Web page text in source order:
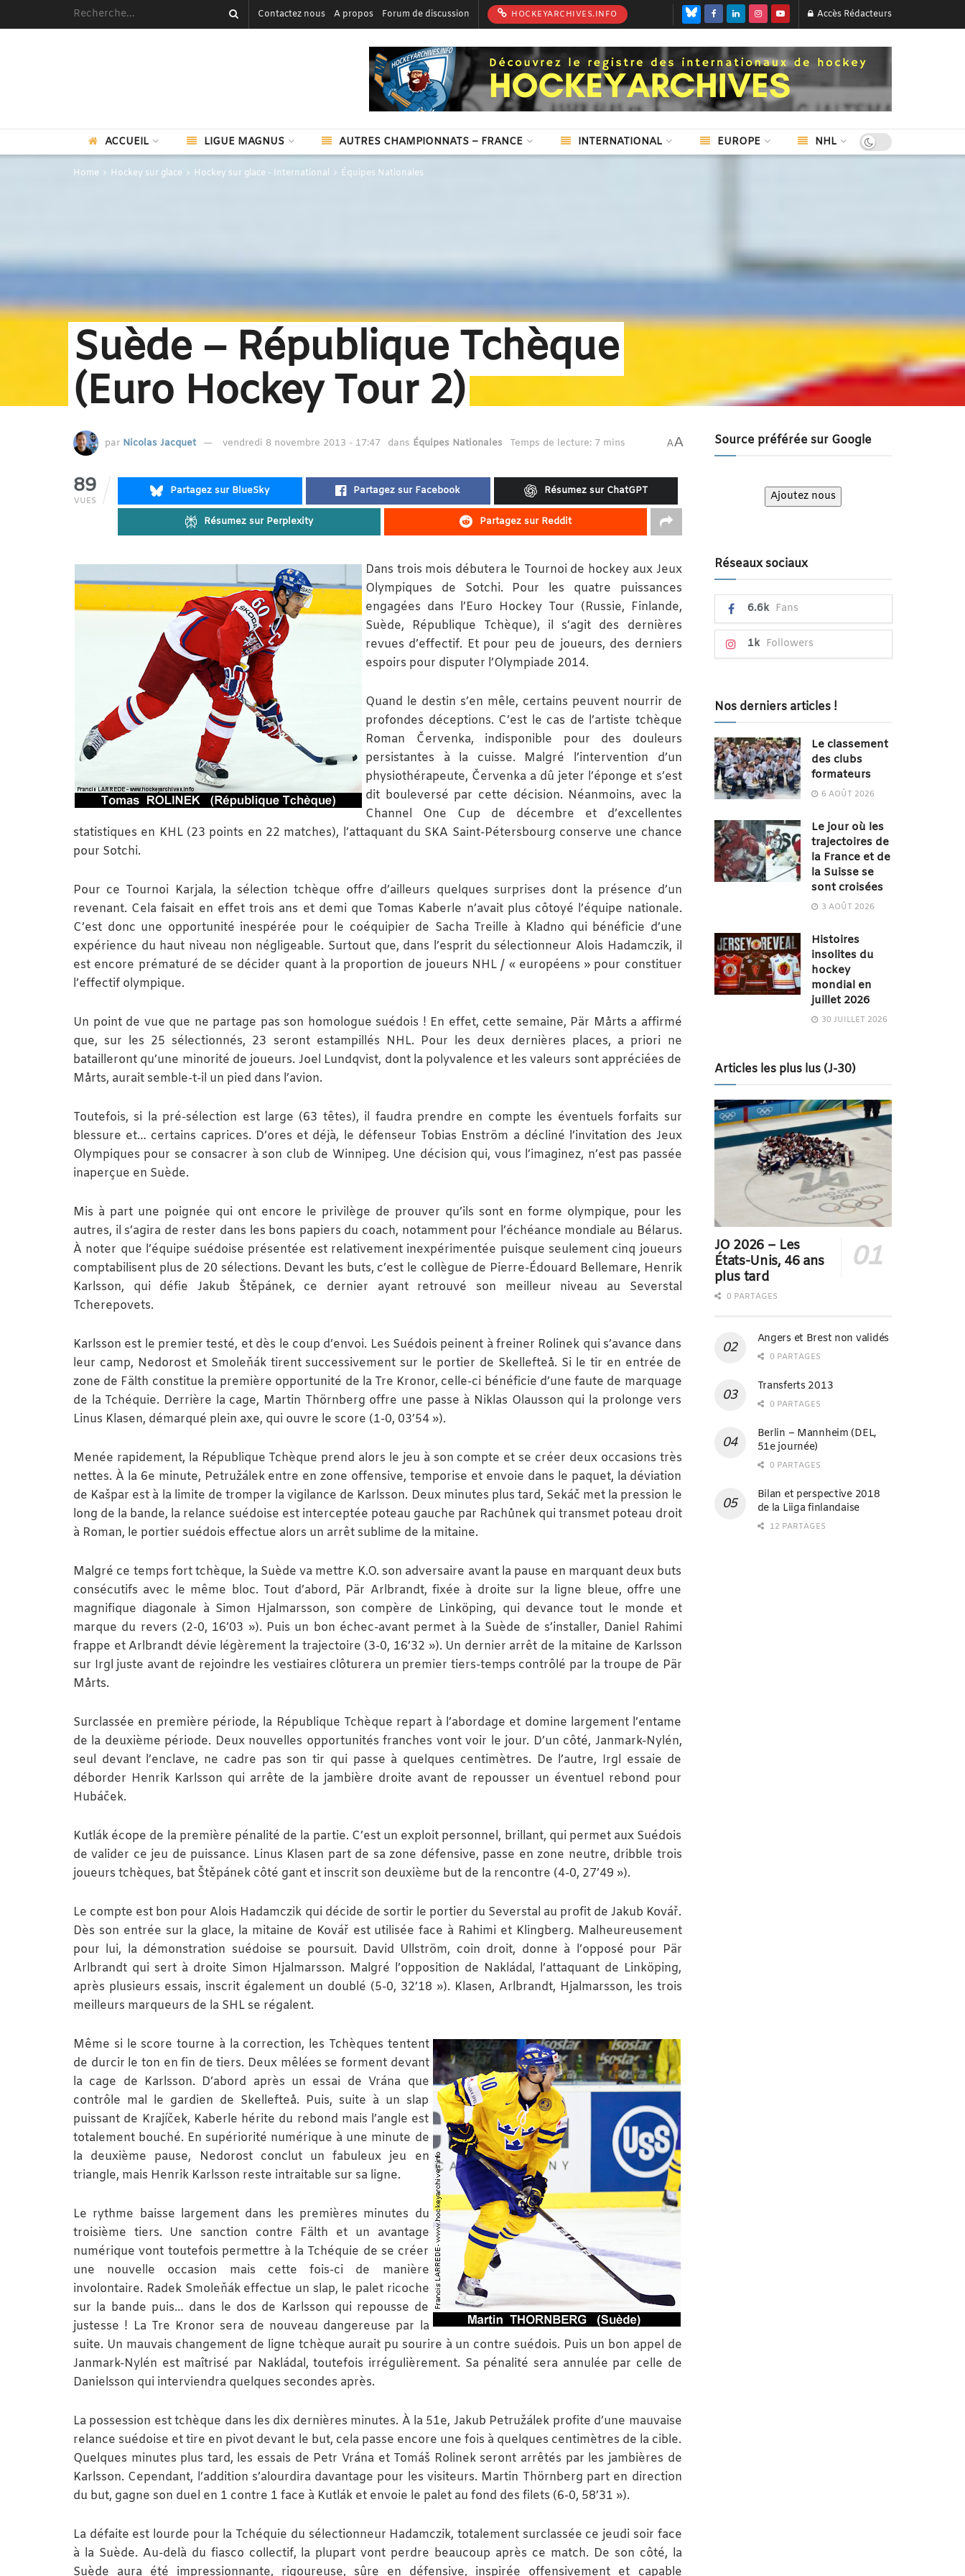
Contactez nous A propos Forum de discussion HOCKEYARCHIVES.INFO Accès Rédacteurs
ACCUEIL LIGUE MAGNUS AUTRES CHAMPIONNATS – FRANCE INTERNATIONAL EUROPE NHL
Home Hockey sur glace Hockey sur glace - International Équipes Nationales
Suède – République Tchèque
(Euro Hockey Tour 2)
par Nicolas Jacquet vendredi 8 novembre 2013 - 17:47 dans Équipes Nationales Temps de lecture: 7 mins AA
89
VUES
Partagez sur BlueSky Partagez sur Facebook Résumez sur ChatGPT
Résumez sur Perplexity Partagez sur Reddit
Dans trois mois débutera le Tournoi de hockey aux Jeux
Olympiques de Sotchi. Pour les quatre puissances
engagées dans l’Euro Hockey Tour (Russie, Finlande,
Suède, République Tchèque), il s’agit des dernières
revues d’effectif. Et pour peu de joueurs, des derniers
espoirs pour disputer l’Olympiade 2014.
Quand le destin s’en mêle, certains peuvent nourrir de
profondes déceptions. C’est le cas de l’artiste tchèque
Roman Červenka, indisponible pour des douleurs
persistantes à la cuisse. Malgré l’intervention d’un
physiothérapeute, Červenka a dû jeter l’éponge et s’est
dit bouleversé par cette décision. Néanmoins, avec la
Channel One Cup de décembre et d’excellentes
statistiques en KHL (23 points en 22 matches), l’attaquant du SKA Saint-Pétersbourg conserve une chance
pour Sotchi.
Pour ce Tournoi Karjala, la sélection tchèque offre d’ailleurs quelques surprises dont la présence d’un
revenant. Cela faisait en effet trois ans et demi que Tomas Kaberle n’avait plus côtoyé l’équipe nationale.
C’est donc une opportunité inespérée pour le coéquipier de Sacha Treille à Kladno qui bénéficie d’une
expérience du haut niveau non négligeable. Surtout que, dans l’esprit du sélectionneur Alois Hadamczik, il
est encore prématuré de se décider quant à la proportion de joueurs NHL / « européens » pour constituer
l’effectif olympique.
Un point de vue que ne partage pas son homologue suédois ! En effet, cette semaine, Pär Mårts a affirmé
que, sur les 25 sélectionnés, 23 seront estampillés NHL. Pour les deux dernières places, a priori ne
batailleront qu’une minorité de joueurs. Joel Lundqvist, dont la polyvalence et les valeurs sont appréciées de
Mårts, aurait semble-t-il un pied dans l’avion.
Toutefois, si la pré-sélection est large (63 têtes), il faudra prendre en compte les éventuels forfaits sur
blessure et… certains caprices. D’ores et déjà, le défenseur Tobias Enström a décliné l’invitation des Jeux
Olympiques pour se consacrer à son club de Winnipeg. Une décision qui, vous l’imaginez, n’est pas passée
inaperçue en Suède.
Mis à part une poignée qui ont encore le privilège de prouver qu’ils sont en forme olympique, pour les
autres, il s’agira de rester dans les bons papiers du coach, notamment pour l’échéance mondiale au Bélarus.
À noter que l’équipe suédoise présentée est relativement inexpérimentée puisque seulement cinq joueurs
comptabilisent plus de 20 sélections. Devant les buts, c’est le collègue de Pierre-Édouard Bellemare, Henrik
Karlsson, qui défie Jakub Štěpánek, ce dernier ayant retrouvé son meilleur niveau au Severstal
Tcherepovets.
Karlsson est le premier testé, et dès le coup d’envoi. Les Suédois peinent à freiner Rolinek qui s’avance dans
leur camp, Nedorost et Smoleňák tirent successivement sur le portier de Skellefteå. Si le tir en entrée de
zone de Fälth constitue la première opportunité de la Tre Kronor, celle-ci bénéficie d’une faute de marquage
de la Tchéquie. Derrière la cage, Martin Thörnberg offre une passe à Niklas Olausson qui la prolonge vers
Linus Klasen, démarqué plein axe, qui ouvre le score (1-0, 03’54 »).
Menée rapidement, la République Tchèque prend alors le jeu à son compte et se créer deux occasions très
nettes. À la 6e minute, Petružálek entre en zone offensive, temporise et envoie dans le paquet, la déviation
de Kašpar est à la limite de tromper la vigilance de Karlsson. Deux minutes plus tard, Sekáč met la pression le
long de la bande, la relance suédoise est interceptée poteau gauche par Rachůnek qui transmet poteau droit
à Roman, le portier suédois effectue alors un arrêt sublime de la mitaine.
Malgré ce temps fort tchèque, la Suède va mettre K.O. son adversaire avant la pause en marquant deux buts
consécutifs avec le même bloc. Tout d’abord, Pär Arlbrandt, fixée à droite sur la ligne bleue, offre une
magnifique diagonale à Simon Hjalmarsson, son compère de Linköping, qui devance tout le monde et
marque du revers (2-0, 16’03 »). Puis un bon échec-avant permet à la Suède de s’installer, Daniel Rahimi
frappe et Arlbrandt dévie légèrement la trajectoire (3-0, 16’32 »). Un dernier arrêt de la mitaine de Karlsson
sur Irgl juste avant de rejoindre les vestiaires clôturera un premier tiers-temps contrôlé par la troupe de Pär
Mårts.
Surclassée en première période, la République Tchèque repart à l’abordage et domine largement l’entame
de la deuxième période. Deux nouvelles opportunités franches vont voir le jour. D’un côté, Janmark-Nylén,
seul devant l’enclave, ne cadre pas son tir qui passe à quelques centimètres. De l’autre, Irgl essaie de
déborder Henrik Karlsson qui arrête de la jambière droite avant de repousser un éventuel rebond pour
Hubáček.
Kutlák écope de la première pénalité de la partie. C’est un exploit personnel, brillant, qui permet aux Suédois
de valider ce jeu de puissance. Linus Klasen part de sa zone défensive, passe en zone neutre, dribble trois
joueurs tchèques, bat Štěpánek côté gant et inscrit son deuxième but de la rencontre (4-0, 27’49 »).
Le compte est bon pour Alois Hadamczik qui décide de sortir le portier du Severstal au profit de Jakub Kovář.
Dès son entrée sur la glace, la mitaine de Kovář est utilisée face à Rahimi et Klingberg. Malheureusement
pour lui, la démonstration suédoise se poursuit. David Ullström, coin droit, donne à l’opposé pour Pär
Arlbrandt qui sert à droite Simon Hjalmarsson. Malgré l’opposition de Nakládal, l’attaquant de Linköping,
après plusieurs essais, inscrit également un doublé (5-0, 32’18 »). Klasen, Arlbrandt, Hjalmarsson, les trois
meilleurs marqueurs de la SHL se régalent.
Même si le score tourne à la correction, les Tchèques tentent
de durcir le ton en fin de tiers. Deux mêlées se forment devant
la cage de Karlsson. D’abord après un essai de Vrána que
contrôle mal le gardien de Skellefteå. Puis, suite à un slap
puissant de Krajíček, Kaberle hérite du rebond mais l’angle est
totalement bouché. En supériorité numérique à une minute de
la deuxième pause, Nedorost conclut un fabuleux jeu en
triangle, mais Henrik Karlsson reste intraitable sur sa ligne.
Le rythme baisse largement dans les premières minutes du
troisième tiers. Une sanction contre Fälth et un avantage
numérique vont toutefois permettre à la Tchéquie de se créer
une nouvelle occasion mais cette fois-ci de manière
involontaire. Radek Smoleňák effectue un slap, le palet ricoche
sur la bande puis… dans le dos de Karlsson qui repousse de
justesse ! La Tre Kronor sera de nouveau dangereuse par la
suite. Un mauvais changement de ligne tchèque aurait pu sourire à un contre suédois. Puis un bon appel de
Janmark-Nylén est maîtrisé par Nakládal, toutefois irrégulièrement. Sa pénalité sera annulée par celle de
Danielsson qui interviendra quelques secondes après.
La possession est tchèque dans les dix dernières minutes. À la 51e, Jakub Petružálek profite d’une mauvaise
relance suédoise et tire en pivot devant le but, cela passe encore une fois à quelques centimètres de la cible.
Quelques minutes plus tard, les essais de Petr Vrána et Tomáš Rolinek seront arrêtés par les jambières de
Karlsson. Cependant, l’addition s’alourdira davantage pour les visiteurs. Martin Thörnberg part en direction
du but, gagne son duel en 1 contre 1 face à Kutlák et envoie le palet au fond des filets (6-0, 58’31 »).
La défaite est lourde pour la Tchéquie du sélectionneur Hadamczik, totalement surclassée ce jeudi soir face
à la Suède. Au-delà du fiasco collectif, la plupart vont perdre beaucoup après ce match. De son côté, la
Suède aura été impressionnante, rigoureuse, sûre en défensive, inspirée offensivement et capable
Source préférée sur Google
Ajoutez nous
Réseaux sociaux
6.6k Fans
1k Followers
Nos derniers articles !
Le classement
des clubs
formateurs
6 AOÛT 2026
Le jour où les
trajectoires de
la France et de
la Suisse se
sont croisées
3 AOÛT 2026
Histoires
insolites du
hockey
mondial en
juillet 2026
30 JUILLET 2026
Articles les plus lus (J-30)
JO 2026 – Les
États-Unis, 46 ans
plus tard
0 PARTAGES
Angers et Brest non validés
0 PARTAGES
Transferts 2013
0 PARTAGES
Berlin – Mannheim (DEL,
51e journée)
0 PARTAGES
Bilan et perspective 2018
de la Liiga finlandaise
12 PARTAGES